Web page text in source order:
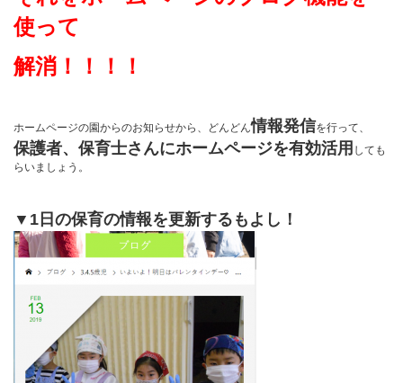
使って
解消！！！！
ホームページの園からのお知らせから、どんどん情報発信を行って、
保護者、保育士さんにホームページを有効活用 しても
らいましょう。
▼1日の保育の情報を更新するもよし！